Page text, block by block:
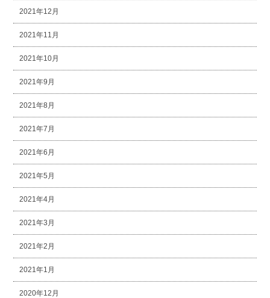
2021年12月
2021年11月
2021年10月
2021年9月
2021年8月
2021年7月
2021年6月
2021年5月
2021年4月
2021年3月
2021年2月
2021年1月
2020年12月